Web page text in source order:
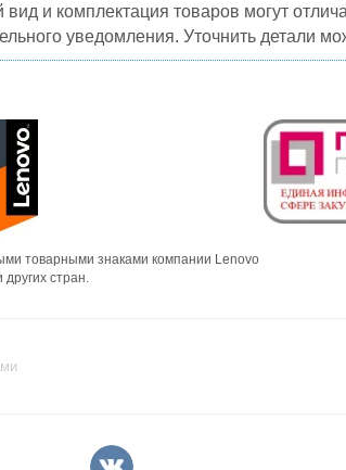
и комплектация товаров могут
уведомления. Уточнить детали
товарными знаками компании Lenovo
стран.